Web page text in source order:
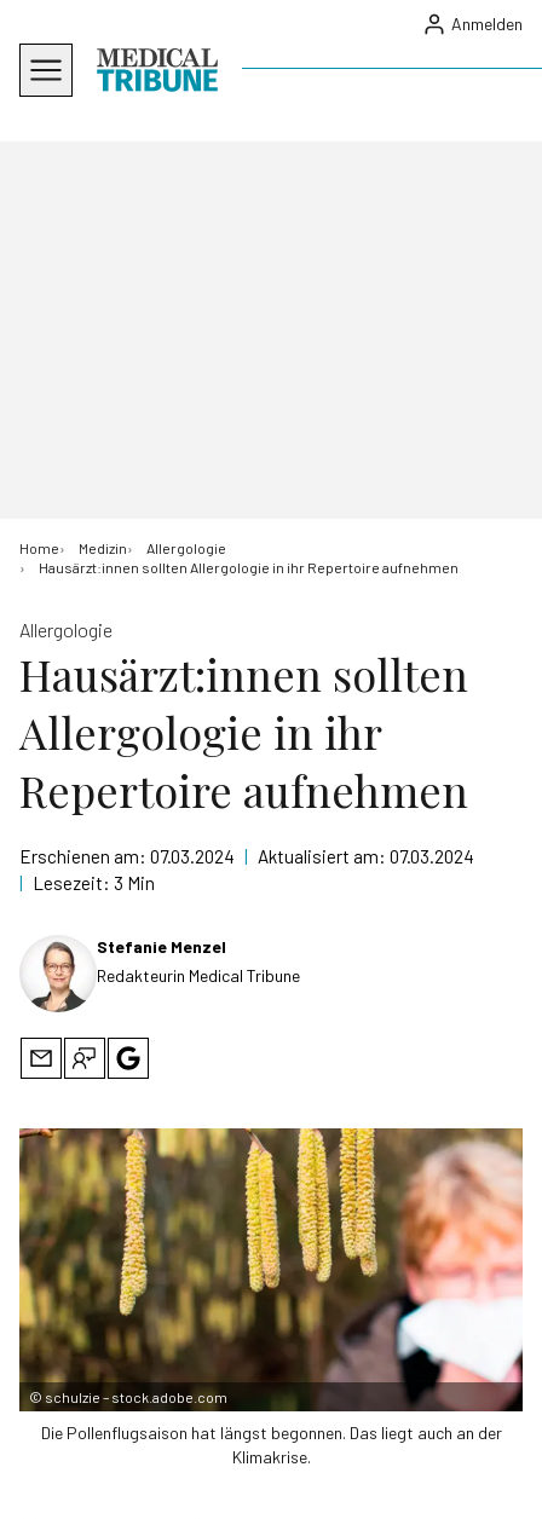
Anmelden
Home Medizin
Allergologie
Hausärzt:innen sollten Allergologie in ihr Repertoire aufnehmen
Allergologie
Hausärzt:innen sollten
Allergologie in ihr
Repertoire aufnehmen
Erschienen am: 07.03.2024 | Aktualisiert am: 07.03.2024
| Lesezeit: 3 Min
Stefanie Menzel
Redakteurin Medical Tribune
© schulzie – stock.adobe.com
Die Pollenflugsaison hat längst begonnen. Das liegt auch an der
Klimakrise.